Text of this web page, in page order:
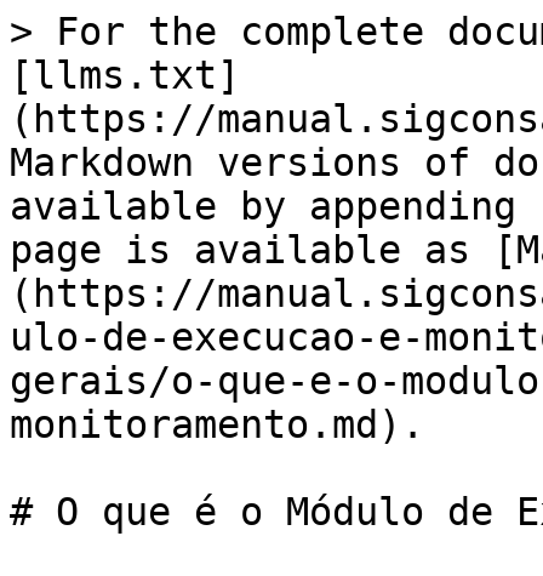
> For the complete
[llms.txt]
(https://
Markdown versions of
available by
page is available as
(https://
ulo-de-execucao-e-
gerais/o-que-e-o-
monitoramento.md).
# O que é o Módulo de